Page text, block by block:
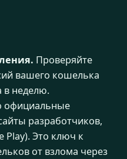
Проверяйте
вашего кошелька
в неделю.
официальные
разработчиков,
Play). Это ключ к
от взлома через